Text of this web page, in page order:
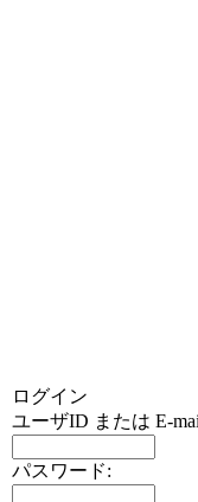
ログイン
ユーザID または E-
パスワード: